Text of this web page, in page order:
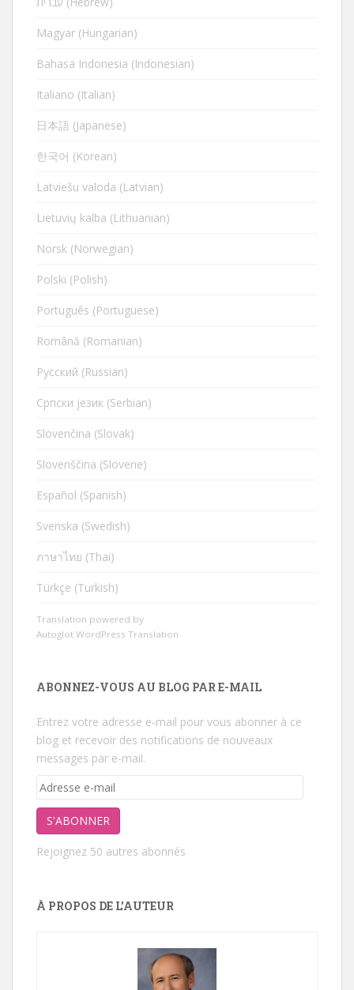
Magyar (Hungarian)
Bahasa Indonesia (Indonesian)
Italiano (Italian)
日本語 (Japanese)
한국어 (Korean)
Latviešu valoda (Latvian)
Lietuvių kalba (Lithuanian)
Norsk (Norwegian)
Polski (Polish)
Português (Portuguese)
Română (Romanian)
Русский (Russian)
Cрпски језик (Serbian)
Slovenčina (Slovak)
Slovenščina (Slovene)
Español (Spanish)
Svenska (Swedish)
ภาษาไทย (Thai)
Türkçe (Turkish)
Translation powered by
Autoglot WordPress Translation
ABONNEZ-VOUS AU BLOG PAR E-MAIL
Entrez votre adresse e-mail pour vous abonner à ce
blog et recevoir des notifications de nouveaux
messages par e-mail.
Adresse
mail
S'ABONNER
Rejoignez 50 autres abonnés
À PROPOS DE L'AUTEUR